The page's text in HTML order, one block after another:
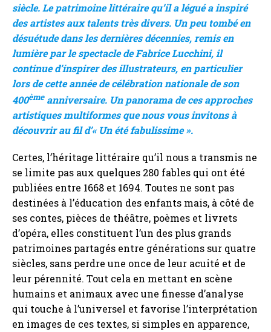
siècle. Le patrimoine littéraire qu’il a légué a inspiré
des artistes aux talents très divers. Un peu tombé en
désuétude dans les dernières décennies, remis en
lumière par le spectacle de Fabrice Lucchini, il
continue d’inspirer des illustrateurs, en particulier
lors de cette année de célébration nationale de son
400èmeanniversaire. Un panorama de ces approches
artistiques multiformes que nous vous invitons à
découvrir au fil d’« Un été fabulissime ».
Certes, l’héritage littéraire qu’il nous a transmis ne
se limite pas aux quelques 280 fables qui ont été
publiées entre 1668 et 1694. Toutes ne sont pas
destinées à l’éducation des enfants mais, à côté de
ses contes, pièces de théâtre, poèmes et livrets
d’opéra, elles constituent l’un des plus grands
patrimoines partagés entre générations sur quatre
siècles, sans perdre une once de leur acuité et de
leur pérennité. Tout cela en mettant en scène
humains et animaux avec une finesse d’analyse
qui touche à l’universel et favorise l’interprétation
en images de ces textes, si simples en apparence,